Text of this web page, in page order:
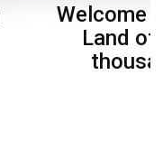
Welcome
Land of